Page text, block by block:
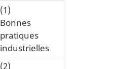
(1)
Bonnes
pratiques
industrielles
(2)